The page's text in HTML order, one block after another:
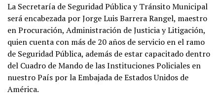
La Secretaría de Seguridad Pública y Tránsito Municipal
será encabezada por Jorge Luis Barrera Rangel, maestro
en Procuración, Administración de Justicia y Litigación,
quien cuenta con más de 20 años de servicio en el ramo
de Seguridad Pública, además de estar capacitado dentro
del Cuadro de Mando de las Instituciones Policiales en
nuestro País por la Embajada de Estados Unidos de
América.